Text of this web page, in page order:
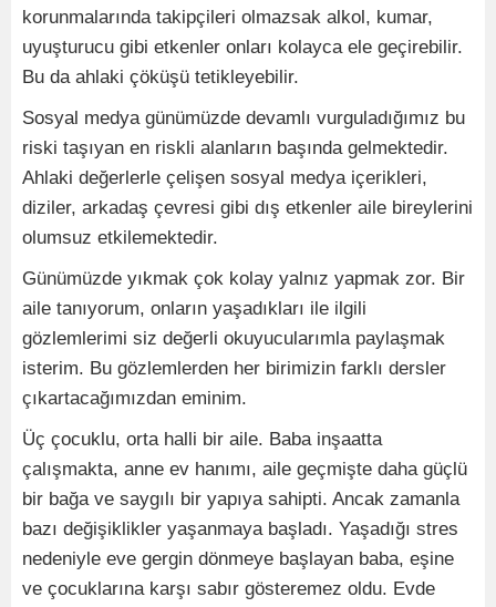
korunmalarında takipçileri olmazsak alkol, kumar,
uyuşturucu gibi etkenler onları kolayca ele geçirebilir.
Bu da ahlaki çöküşü tetikleyebilir.
Sosyal medya günümüzde devamlı vurguladığımız bu
riski taşıyan en riskli alanların başında gelmektedir.
Ahlaki değerlerle çelişen sosyal medya içerikleri,
diziler, arkadaş çevresi gibi dış etkenler aile bireylerini
olumsuz etkilemektedir.
Günümüzde yıkmak çok kolay yalnız yapmak zor. Bir
aile tanıyorum, onların yaşadıkları ile ilgili
gözlemlerimi siz değerli okuyucularımla paylaşmak
isterim. Bu gözlemlerden her birimizin farklı dersler
çıkartacağımızdan eminim.
Üç çocuklu, orta halli bir aile. Baba inşaatta
çalışmakta, anne ev hanımı, aile geçmişte daha güçlü
bir bağa ve saygılı bir yapıya sahipti. Ancak zamanla
bazı değişiklikler yaşanmaya başladı. Yaşadığı stres
nedeniyle eve gergin dönmeye başlayan baba, eşine
ve çocuklarına karşı sabır gösteremez oldu. Evde